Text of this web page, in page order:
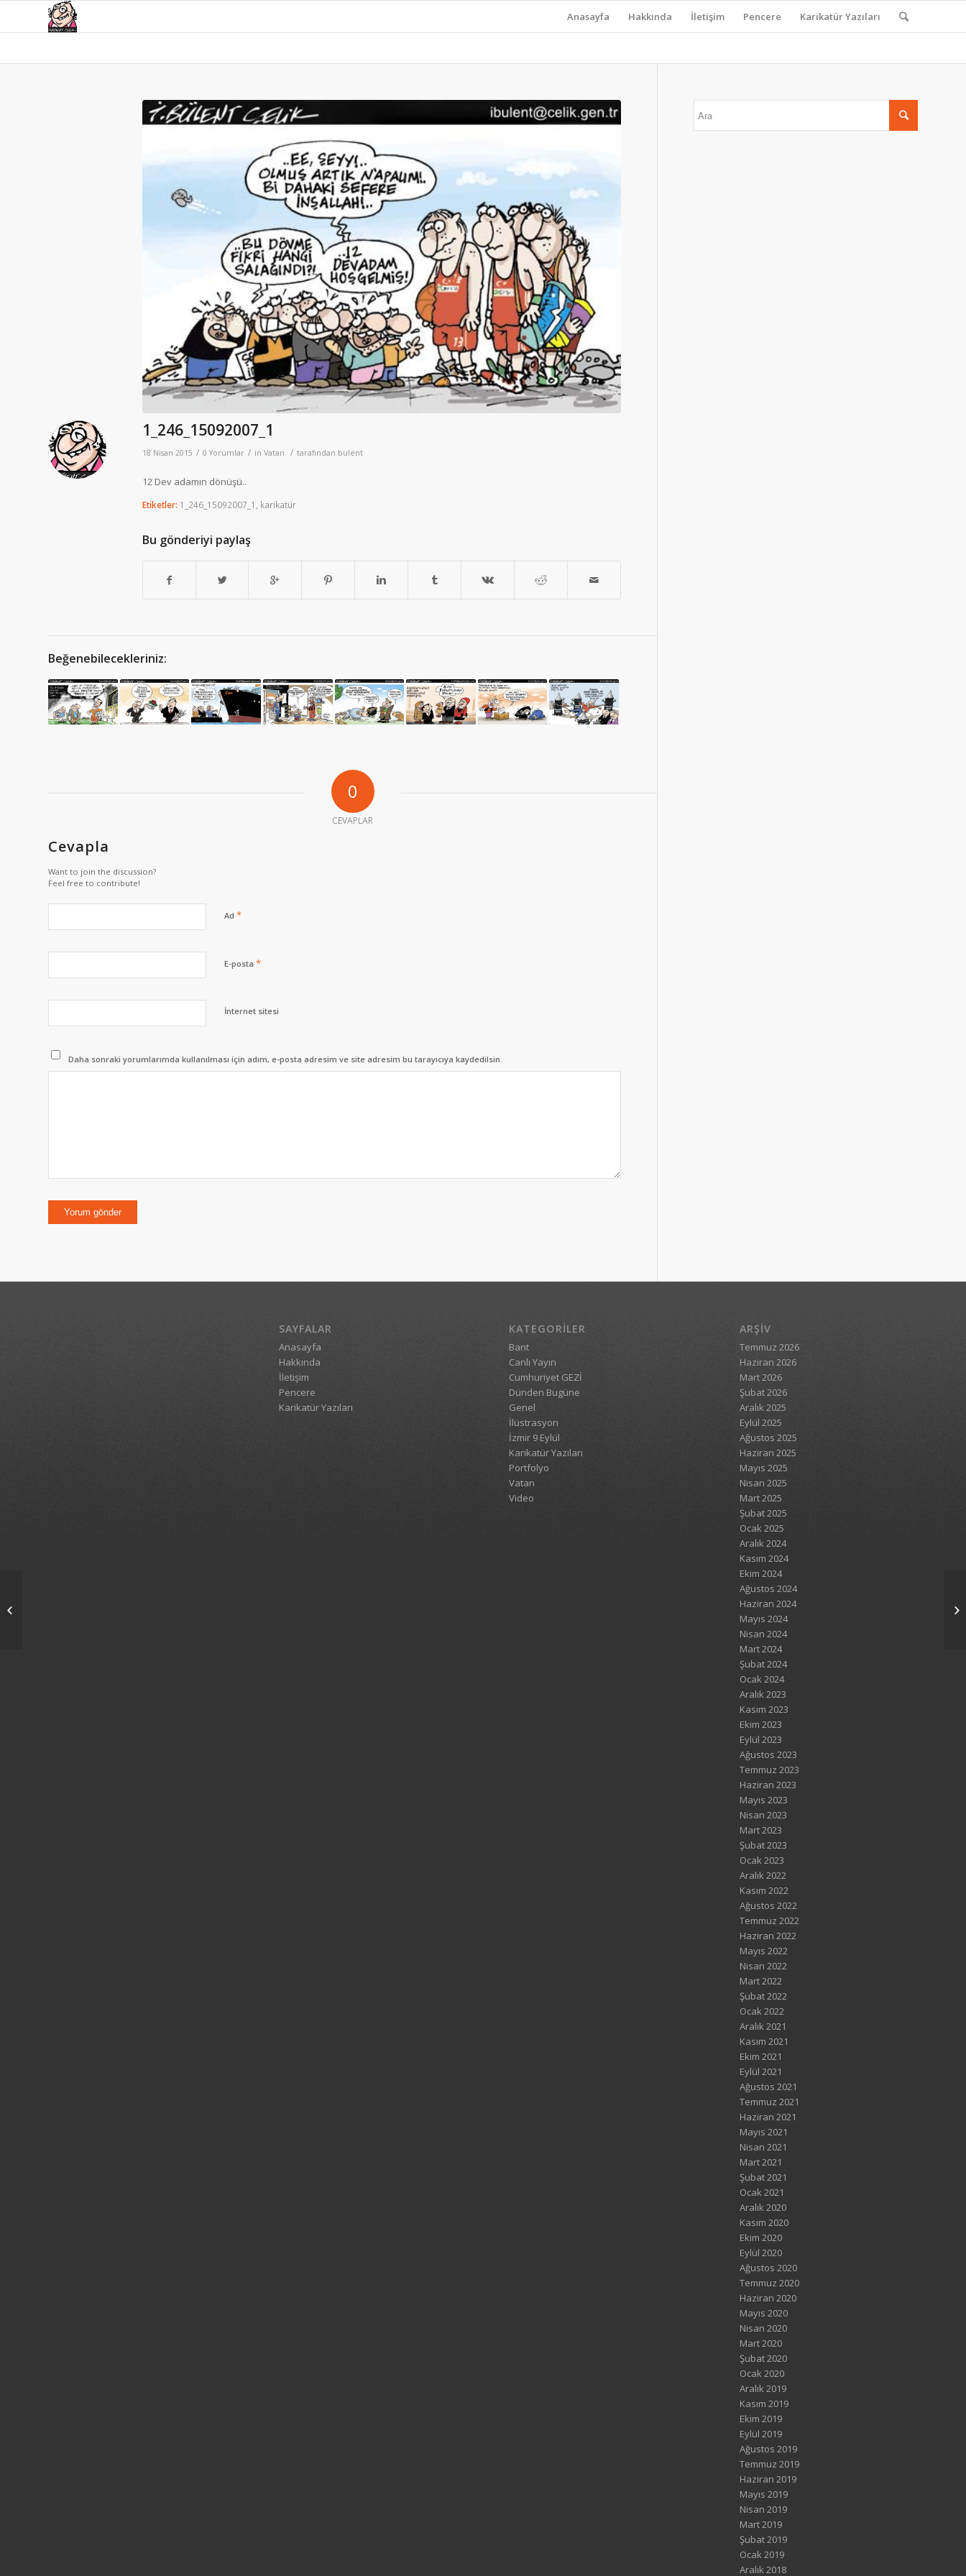
Anasayfa Hakkında İletişim Pencere Karikatür Yazıları
1_246_15092007_1
18 Nisan 2015 / 0 Yorumlar / in Vatan / tarafından bulent
12 Dev adamın dönüşü..
Etiketler: 1_246_15092007_1 karikatür
Bu gönderiyi paylaş
Beğenebilecekleriniz:
0
CEVAPLAR
Cevapla
Want to join the discussion?
Feel free to contribute!
Ad *
E-posta *
İnternet sitesi
Daha sonraki yorumlarımda kullanılması için adım, e-posta adresim ve site adresim bu tarayıcıya kaydedilsin.
SAYFALAR
Anasayfa
Hakkında
İletişim
Pencere
Karikatür Yazıları
KATEGORILER
Bant
Canlı Yayın
Cumhuriyet GEZİ
Dünden Bugüne
Genel
İlüstrasyon
İzmir 9 Eylül
Karikatür Yazıları
Portfolyo
Vatan
Video
ARŞIV
Temmuz 2026
Haziran 2026
Mart 2026
Şubat 2026
Aralık 2025
Eylül 2025
Ağustos 2025
Haziran 2025
Mayıs 2025
Nisan 2025
Mart 2025
Şubat 2025
Ocak 2025
Aralık 2024
Kasım 2024
Ekim 2024
Ağustos 2024
Haziran 2024
Mayıs 2024
Nisan 2024
Mart 2024
Şubat 2024
Ocak 2024
Aralık 2023
Kasım 2023
Ekim 2023
Eylül 2023
Ağustos 2023
Temmuz 2023
Haziran 2023
Mayıs 2023
Nisan 2023
Mart 2023
Şubat 2023
Ocak 2023
Aralık 2022
Kasım 2022
Ağustos 2022
Temmuz 2022
Haziran 2022
Mayıs 2022
Nisan 2022
Mart 2022
Şubat 2022
Ocak 2022
Aralık 2021
Kasım 2021
Ekim 2021
Eylül 2021
Ağustos 2021
Temmuz 2021
Haziran 2021
Mayıs 2021
Nisan 2021
Mart 2021
Şubat 2021
Ocak 2021
Aralık 2020
Kasım 2020
Ekim 2020
Eylül 2020
Ağustos 2020
Temmuz 2020
Haziran 2020
Mayıs 2020
Nisan 2020
Mart 2020
Şubat 2020
Ocak 2020
Aralık 2019
Kasım 2019
Ekim 2019
Eylül 2019
Ağustos 2019
Temmuz 2019
Haziran 2019
Mayıs 2019
Nisan 2019
Mart 2019
Şubat 2019
Ocak 2019
Aralık 2018